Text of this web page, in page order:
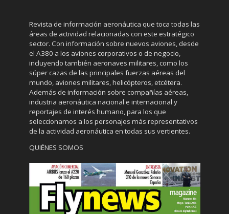
Revista de información aeronáutica que toca todas las
áreas de actividad relacionadas con este estratégico
sector. Con información sobre nuevos aviones, desde
el A380 a los aviones corporativos o de negocio,
incluyendo también aeronaves militares, como los
súper cazas de las principales fuerzas aéreas del
mundo, aviones militares, helicópteros, etcétera.
Además de información sobre compañías aéreas,
industria aeronáutica nacional e internacional y
reportajes de interés humano, para los que
seleccionamos a los personajes más representativos
de la actividad aeronáutica en todas sus vertientes.
QUIÉNES SOMOS